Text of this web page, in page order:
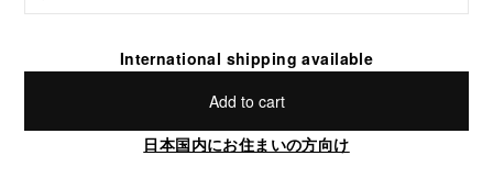
International shipping available
Add to cart
日本国内にお住まいの方向け